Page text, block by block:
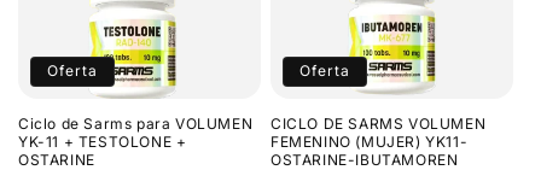
Oferta
Ciclo de Sarms para VOLUMEN
YK-11 + TESTOLONE +
OSTARINE
Oferta
CICLO DE SARMS VOLUMEN
FEMENINO (MUJER) YK11-
OSTARINE-IBUTAMOREN